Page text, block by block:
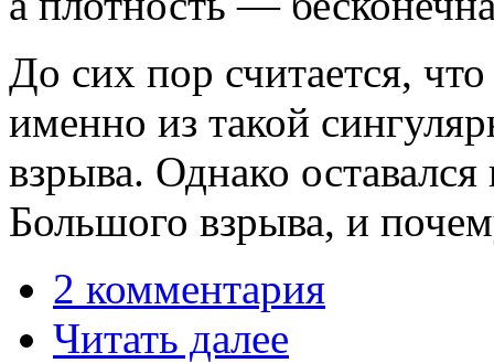
До сих пор считается,
именно из такой
взрыва. Однако
Большого взрыва, и
2 комментария
Читать далее